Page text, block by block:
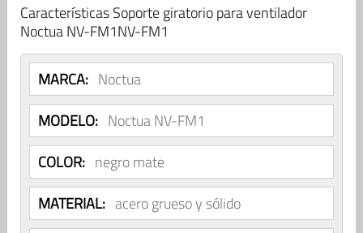
Características Soporte giratorio para ventilador
Noctua NV-FM1NV-FM1
MARCA: Noctua
MODELO: Noctua NV-FM1
COLOR: negro mate
MATERIAL: acero grueso y sólido